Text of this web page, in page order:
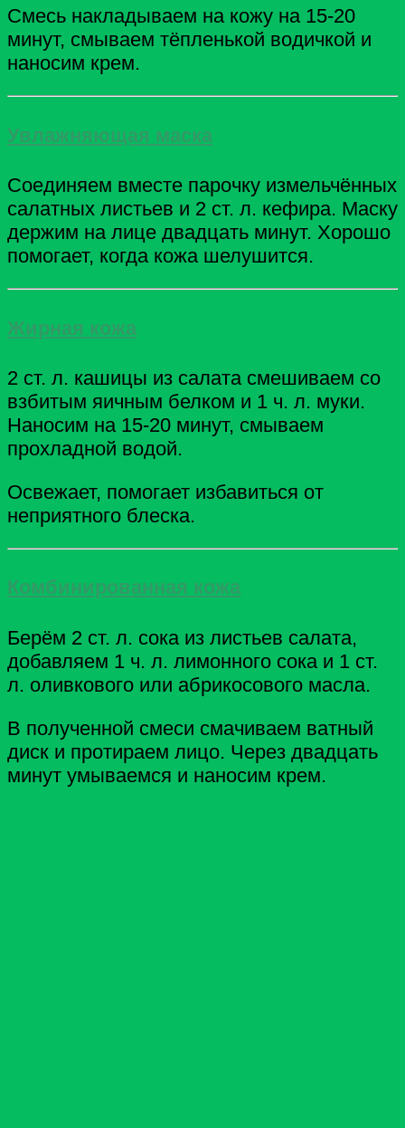
Смесь накладываем на кожу на 15-20
минут, смываем тёпленькой водичкой и
наносим крем.
Увлажняющая маска
Соединяем вместе парочку измельчённых
салатных листьев и 2 ст. л. кефира. Маску
держим на лице двадцать минут. Хорошо
помогает, когда кожа шелушится.
Жирная кожа
2 ст. л. кашицы из салата смешиваем со
взбитым яичным белком и 1 ч. л. муки.
Наносим на 15-20 минут, смываем
прохладной водой.
Освежает, помогает избавиться от
неприятного блеска.
Комбинированная кожа
Берём 2 ст. л. сока из листьев салата,
добавляем 1 ч. л. лимонного сока и 1 ст.
л. оливкового или абрикосового масла.
В полученной смеси смачиваем ватный
диск и протираем лицо. Через двадцать
минут умываемся и наносим крем.